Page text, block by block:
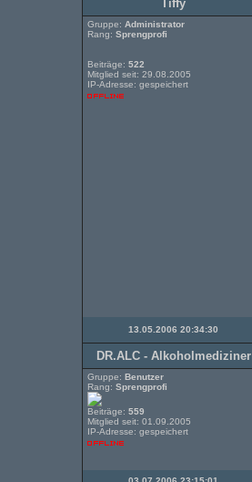
Tiffy
Gruppe: Administrator
Rang: Sprengprofi
Beiträge: 522
Mitglied seit: 29.08.2005
IP-Adresse: gespeichert
13.05.2006 20:34:30
DR.ALC - Alkoholmediziner
Gruppe: Benutzer
Rang: Sprengprofi
Beiträge: 559
Mitglied seit: 01.09.2005
IP-Adresse: gespeichert